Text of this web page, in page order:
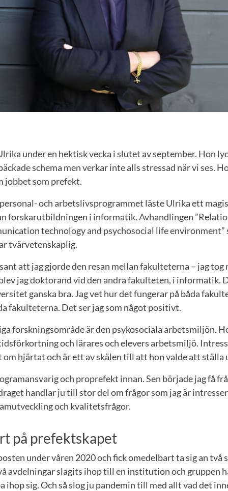
under en hektisk vecka i slutet av september. Hon
schema men verkar inte alls stressad när vi ses.
jobbet som prefekt.
och arbetslivsprogrammet läste Ulrika ett
forskarutbildningen i informatik. Avhandlingen
technology and psychosocial life environment”
tvärvetenskaplig.
att jag gjorde den resan mellan fakulteterna – jag tog
jag doktorand vid den andra fakulteten, i informatik.
ganska bra. Jag vet hur det fungerar på båda
fakulteterna. Det ser jag som något positivt.
forskningsområde är den psykosociala arbetsmiljön.
och lärares och elevers arbetsmiljö.
hjärtat och är ett av skälen till att hon valde att ställa
och proprefekt innan. Sen började jag få
handlar ju till stor del om frågor som jag är
och kvalitetsfrågor.
på prefektskapet
under våren 2020 och fick omedelbart ta sig an två
avdelningar slagits ihop till en institution och gruppen
sig. Och så slog ju pandemin till med allt vad det